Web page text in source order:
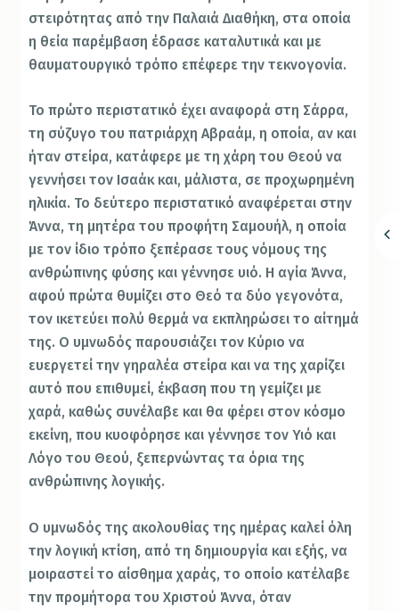
στειρότητας από την Παλαιά Διαθήκη, στα οποία
η θεία παρέμβαση έδρασε καταλυτικά και με
θαυματουργικό τρόπο επέφερε την τεκνογονία.
Το πρώτο περιστατικό έχει αναφορά στη Σάρρα,
τη σύζυγο του πατριάρχη Αβραάμ, η οποία, αν και
ήταν στείρα, κατάφερε με τη χάρη του Θεού να
γεννήσει τον Ισαάκ και, μάλιστα, σε προχωρημένη
ηλικία. Το δεύτερο περιστατικό αναφέρεται στην
Άννα, τη μητέρα του προφήτη Σαμουήλ, η οποία
με τον ίδιο τρόπο ξεπέρασε τους νόμους της
ανθρώπινης φύσης και γέννησε υιό. Η αγία Άννα,
αφού πρώτα θυμίζει στο Θεό τα δύο γεγονότα,
τον ικετεύει πολύ θερμά να εκπληρώσει το αίτημά
της. Ο υμνωδός παρουσιάζει τον Κύριο να
ευεργετεί την γηραλέα στείρα και να της χαρίζει
αυτό που επιθυμεί, έκβαση που τη γεμίζει με
χαρά, καθώς συνέλαβε και θα φέρει στον κόσμο
εκείνη, που κυοφόρησε και γέννησε τον Υιό και
Λόγο του Θεού, ξεπερνώντας τα όρια της
ανθρώπινης λογικής.
Ο υμνωδός της ακολουθίας της ημέρας καλεί όλη
την λογική κτίση, από τη δημιουργία και εξής, να
μοιραστεί το αίσθημα χαράς, το οποίο κατέλαβε
την προμήτορα του Χριστού Άννα, όταν